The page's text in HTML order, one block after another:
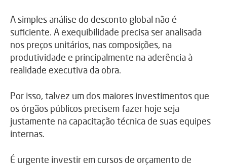
A simples análise do desconto global não é
suficiente. A exequibilidade precisa ser analisada
nos preços unitários, nas composições, na
produtividade e principalmente na aderência à
realidade executiva da obra.
Por isso, talvez um dos maiores investimentos que
os órgãos públicos precisem fazer hoje seja
justamente na capacitação técnica de suas equipes
internas.
É urgente investir em cursos de orçamento de